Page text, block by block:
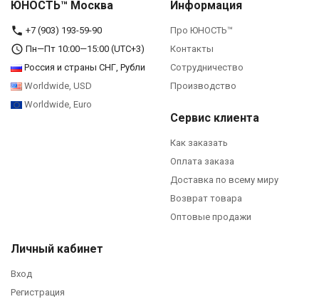
ЮНОСТЬ™ Москва
+7 (903) 193-59-90‬
Пн—Пт 10:00—15:00 (UTC+3)
Россия и страны СНГ, Рубли
Worldwide, USD
Worldwide, Euro
Информация
Про ЮНОСТЬ™
Контакты
Сотрудничество
Производство
Сервис клиента
Как заказать
Оплата заказа
Доставка по всему миру
Возврат товара
Оптовые продажи
Личный кабинет
Вход
Регистрация